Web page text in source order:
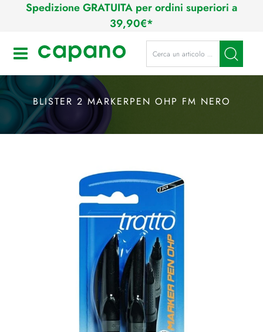
Spedizione GRATUITA per ordini superiori a
39,90€*
Open La modifica di un filtro
BLISTER 2 MARKERPEN OHP FM NERO